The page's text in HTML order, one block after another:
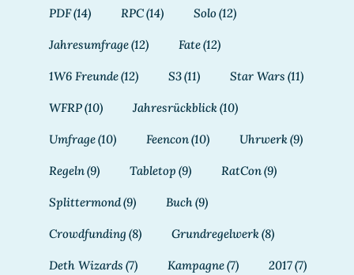
PDF(14) RPC(14) Solo(12)
Jahresumfrage(12) Fate(12)
1W6 Freunde(12) S3(11) Star Wars (11)
WFRP(10) Jahresrückblick(10)
Umfrage(10) Feencon(10) Uhrwerk(9)
Regeln(9) Tabletop (9) RatCon(9)
Splittermond(9) Buch(9)
Crowdfunding (8) Grundregelwerk(8)
Deth Wizards (7) Kampagne(7) 2017(7)